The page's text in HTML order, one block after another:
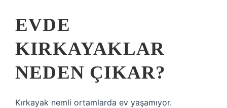
EVDE
KIRKAYAKLAR
NEDEN ÇIKAR?
Kırkayak nemli ortamlarda ev yaşamıyor.